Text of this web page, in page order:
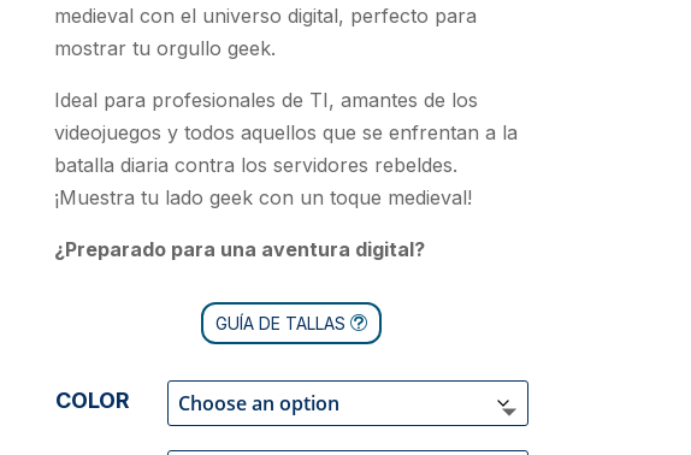
medieval con el universo digital, perfecto para
mostrar tu orgullo geek.
Ideal para profesionales de TI, amantes de los
videojuegos y todos aquellos que se enfrentan a la
batalla diaria contra los servidores rebeldes.
¡Muestra tu lado geek con un toque medieval!
¿Preparado para una aventura digital?
GUÍA DE TALLAS
COLOR